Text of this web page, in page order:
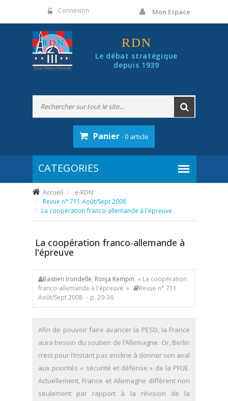
Connexion Mon Espace
RDN
Le débat stratégique
depuis 1939
Panier- 0 article
Accueil
e-RDN
Revue n° 711 Août/Sept 2008
La coopération franco-allemande à l'épreuve
La coopération franco-allemande à
l'épreuve
Bastien Irondelle, Ronja Kempin, « La coopération
franco-allemande à l'épreuve »
Revue n° 711
Août/Sept 2008 - p. 29-36
Afin de pouvoir faire avancer la PESD, la France
aura besoin du soutien de l’Allemagne. Or, Berlin
n’est pour l’instant pas encline à donner son aval
aux priorités « sécurité et défense » de la PFUE.
Actuellement, France et Allemagne diffèrent non
seulement par rapport à la révision de la